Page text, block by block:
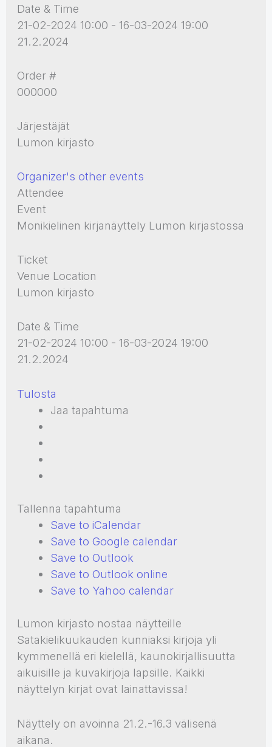
Date & Time
21-02-2024 10:00 - 16-03-2024 19:00
21.2.2024
Order #
000000
Järjestäjät
Lumon kirjasto
Organizer's other events
Attendee
Event
Monikielinen kirjanäyttely Lumon kirjastossa
Ticket
Venue Location
Lumon kirjasto
Date & Time
21-02-2024 10:00 - 16-03-2024 19:00
21.2.2024
Tulosta
Jaa tapahtuma
Tallenna tapahtuma
Save to iCalendar
Save to Google calendar
Save to Outlook
Save to Outlook online
Save to Yahoo calendar
Lumon kirjasto nostaa näytteille
Satakielikuukauden kunniaksi kirjoja yli
kymmenellä eri kielellä, kaunokirjallisuutta
aikuisille ja kuvakirjoja lapsille. Kaikki
näyttelyn kirjat ovat lainattavissa!
Näyttely on avoinna 21.2.-16.3 välisenä
aikana.